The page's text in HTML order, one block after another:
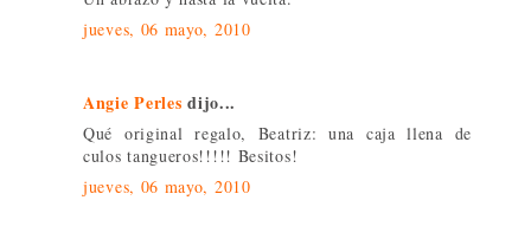
jueves, 06 mayo, 2010
Angie Perles dijo...
Qué original regalo, Beatriz: una caja llena de
culos tangueros!!!!! Besitos!
jueves, 06 mayo, 2010